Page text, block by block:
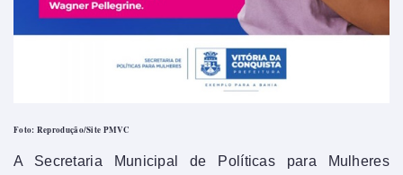
Foto: Reprodução/Site PMVC
A Secretaria Municipal de Políticas para Mulheres